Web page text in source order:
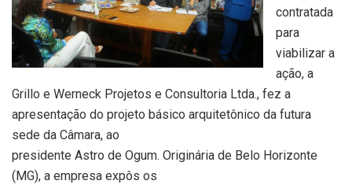
contratada
para
viabilizar a
ação, a
Grillo e Werneck Projetos e Consultoria Ltda., fez a
apresentação do projeto básico arquitetônico da futura
sede da Câmara, ao
presidente Astro de Ogum. Originária de Belo Horizonte
(MG), a empresa expôs os